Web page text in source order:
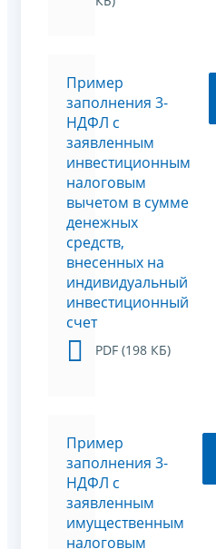
Пример
заполнения 3-
НДФЛ с
заявленным
инвестиционным
налоговым
вычетом в сумме
денежных
средств,
внесенных на
индивидуальный
инвестиционный
счет
PDF (198 КБ)
Пример
заполнения 3-
НДФЛ с
заявленным
имущественным
налоговым